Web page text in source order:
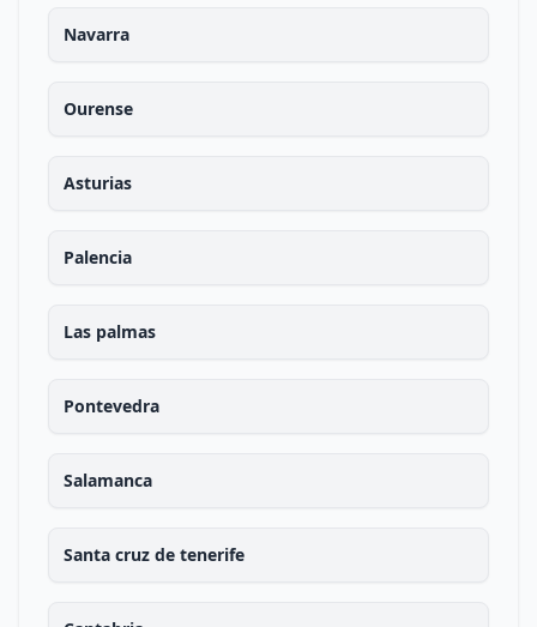
Navarra
Ourense
Asturias
Palencia
Las palmas
Pontevedra
Salamanca
Santa cruz de tenerife